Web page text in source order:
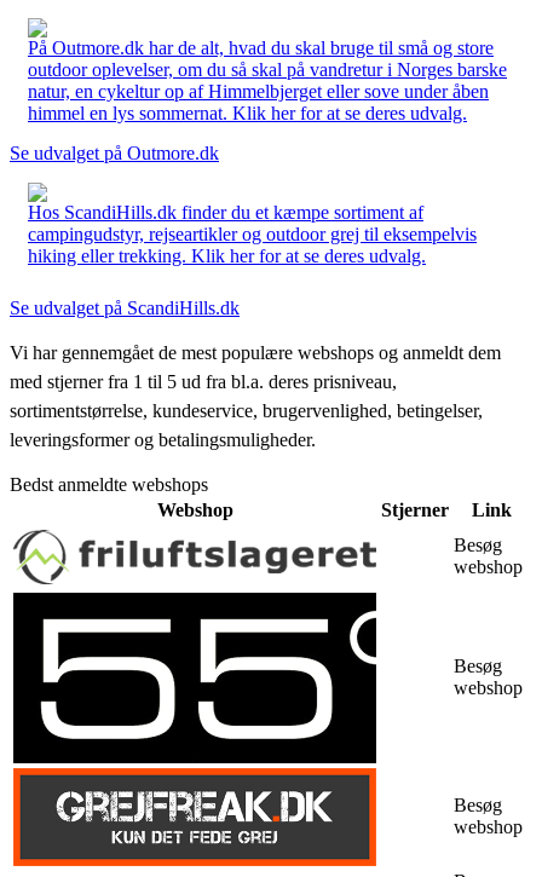
På Outmore.dk har de alt, hvad du skal bruge til små og store
outdoor oplevelser, om du så skal på vandretur i Norges barske
natur, en cykeltur op af Himmelbjerget eller sove under åben
himmel en lys sommernat. Klik her for at se deres udvalg.
Se udvalget på Outmore.dk
Hos ScandiHills.dk finder du et kæmpe sortiment af
campingudstyr, rejseartikler og outdoor grej til eksempelvis
hiking eller trekking. Klik her for at se deres udvalg.
Se udvalget på ScandiHills.dk
Vi har gennemgået de mest populære webshops og anmeldt dem
med stjerner fra 1 til 5 ud fra bl.a. deres prisniveau,
sortimentstørrelse, kundeservice, brugervenlighed, betingelser,
leveringsformer og betalingsmuligheder.
Bedst anmeldte webshops
Webshop
Stjerner
Link
Besøg
webshop
Besøg
webshop
Besøg
webshop